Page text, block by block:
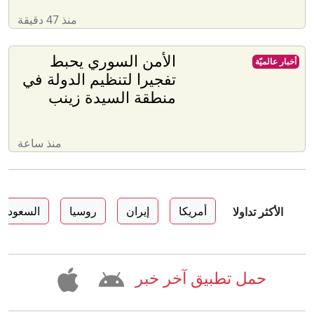
منذ 47 دقيقة
الأمن السوري يحبط
تفجيرا لتنظيم الدولة في
منطقة السيدة زينب
منذ ساعة
أخبار عالميّة
الأكثر تداولا أمريكا إيران روسيا
حمل تطبيق آخر خبر